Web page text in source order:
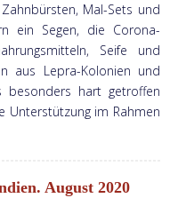
Mal-Sets und
ein Segen, die Corona-
Seife und
aus Lepra-Kolonien und
besonders hart getroffen
Unterstützung im Rahmen
August 2020